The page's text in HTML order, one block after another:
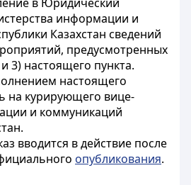
информации и
Казахстан сведений
предусмотренных
3) настоящего пункта.
настоящего
на курирующего вице-
и коммуникаций
вводится в действие после
опубликования.